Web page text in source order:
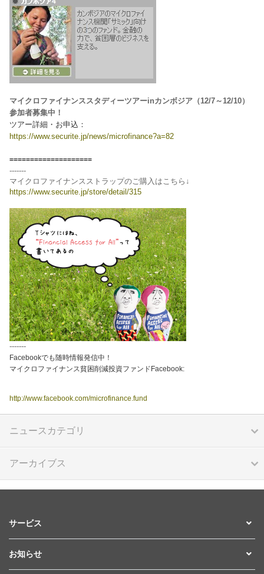
マイクロファイナンススタディーツアーinカンボジア（12/7～12/10）
参加者募集中！
ツアー詳細・お申込：
https://www.securite.jp/news/microfinance?a=82
====================
-------
マイクロファイナンスストラップのご購入はこちら↓
https://www.securite.jp/store/detail/315
-------
Facebookでも随時情報発信中！
マイクロファイナンス貧困削減投資ファンドFacebook:
http://www.facebook.com/microfinance.fund
ニュースカテゴリ
アーカイブス
サービス
お知らせ